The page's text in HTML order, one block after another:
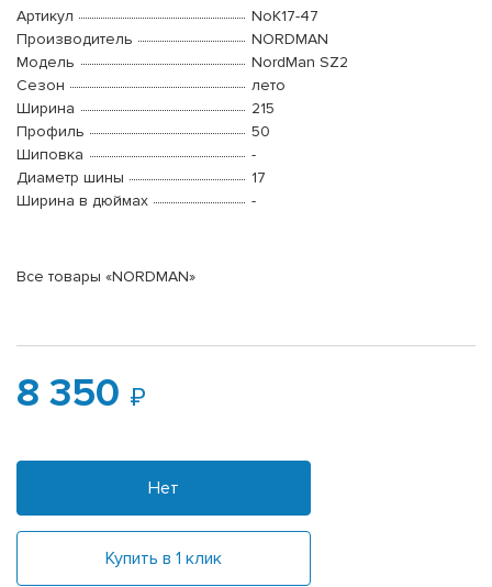
Артикул
NoK17-47
Производитель
NORDMAN
Модель
NordMan SZ2
Сезон
лето
Ширина
215
Профиль
50
Шиповка
-
Диаметр шины
17
Ширина в дюймах
-
Все товары «NORDMAN»
8 350
Нет
Купить в 1 клик